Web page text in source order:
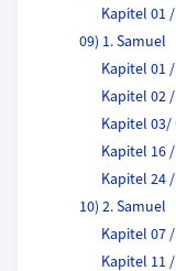
Kapitel 01
09) 1. Samuel
Kapitel 01
Kapitel 02
Kapitel 03/
Kapitel 16
Kapitel 24
10) 2. Samuel
Kapitel 07
Kapitel 11